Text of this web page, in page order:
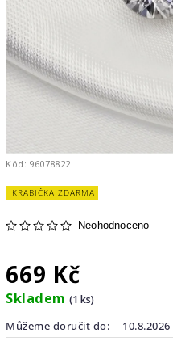
Kód: 96078822
KRABIČKA ZDARMA
Neohodnoceno
669 Kč
Skladem (1 ks)
Můžeme doručit do:
10.8.2026